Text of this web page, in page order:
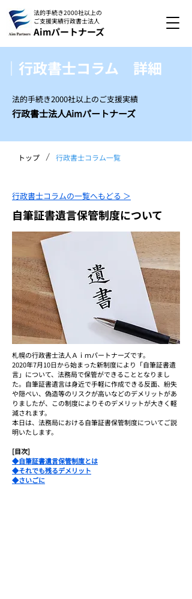
法的手続き2000社以上の
ご支援実績行政書士法人
Aimパートナーズ
｜行政書士コラム 詳細
法的手続き2000社以上のご支援実績
行政書士法人Aimパートナーズ
トップ / 行政書士コラム一覧
行政書士コラムの一覧へもどる ＞
自筆証書遺言保管制度について
札幌の行政書士法人Ａｉｍパートナーズです。
2020年7月10日から始まった新制度により「自筆証書遺
言」について、法務局で保管ができることとなりまし
た。自筆証書遺言は身近で手軽に作成できる反面、紛失
や隠ぺい、偽造等のリスクが高いなどのデメリットがあ
りましたが、この制度によりそのデメリットが大きく軽
減されます。
本日は、法務局における自筆証書保管制度についてご説
明いたします。
[目次]
◆自筆証書遺言保管制度とは
◆それでも残るデメリット
◆さいごに